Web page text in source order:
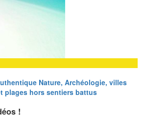
Nature, Archéologie, villes
plages hors sentiers battus
!